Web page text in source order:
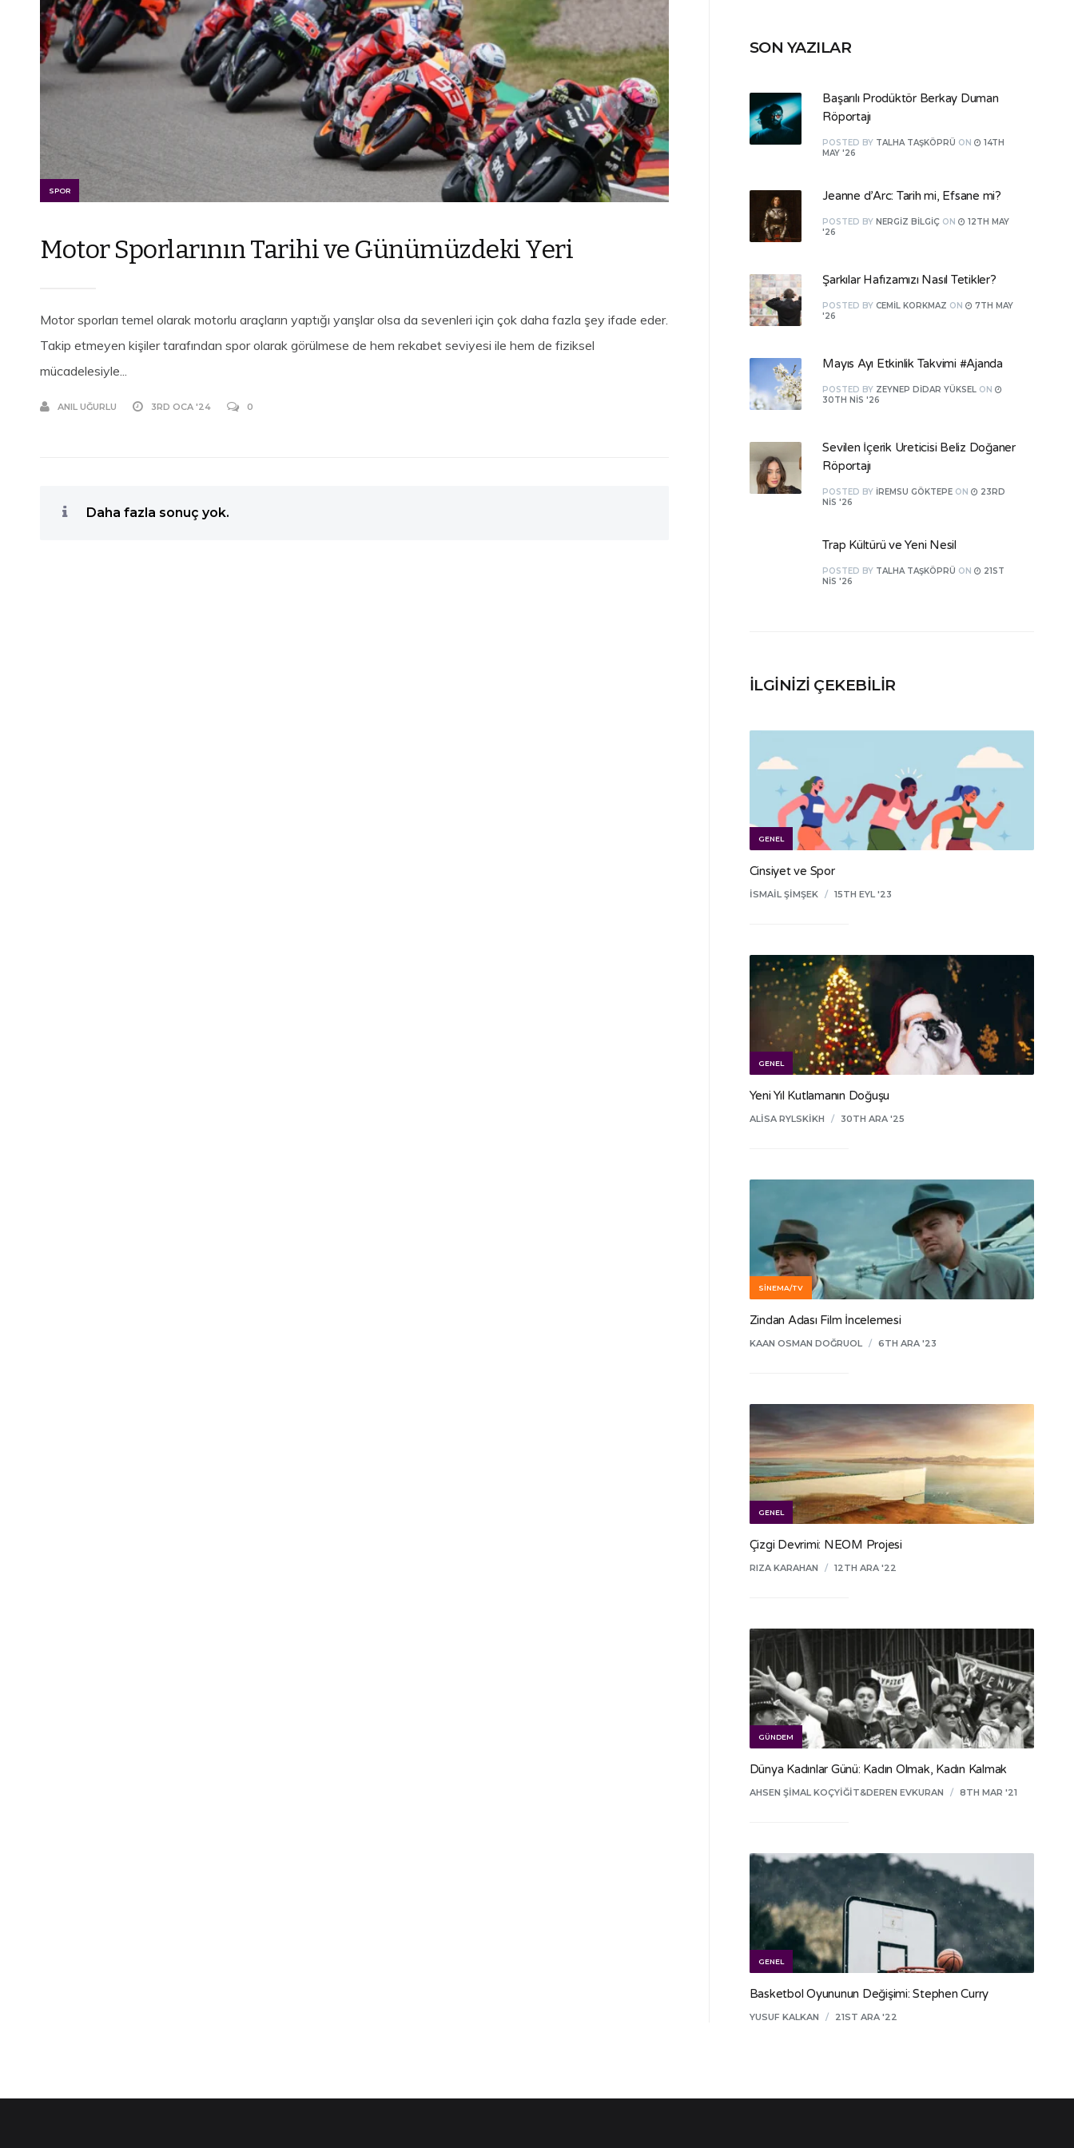
SPOR
Motor Sporlarının Tarihi ve Günümüzdeki Yeri
Motor sporları temel olarak motorlu araçların yaptığı yarışlar olsa da sevenleri için çok daha fazla şey ifade eder.
Takip etmeyen kişiler tarafından spor olarak görülmese de hem rekabet seviyesi ile hem de fiziksel
mücadelesiyle...
ANIL UĞURLU 3RD OCA '24 0
Daha fazla sonuç yok.
SON YAZILAR
Başarılı Prodüktör Berkay Duman
Röportajı
POSTED BY TALHA TAŞKÖPRÜ ON
14TH
MAY '26
Jeanne d’Arc: Tarih mi, Efsane mi?
POSTED BY NERGIZ BILGIÇ ON
12TH MAY
'26
Şarkılar Hafızamızı Nasıl Tetikler?
POSTED BY CEMIL KORKMAZ ON
7TH MAY
'26
Mayıs Ayı Etkinlik Takvimi #Ajanda
POSTED BY ZEYNEP DIDAR YÜKSEL ON
30TH NIS '26
Sevilen İçerik Üreticisi Beliz Doğaner
Röportajı
POSTED BY İREMSU GÖKTEPE ON
23RD
NIS '26
Trap Kültürü ve Yeni Nesil
POSTED BY TALHA TAŞKÖPRÜ ON
21ST
NIS '26
İLGINIZI ÇEKEBILIR
GENEL
Cinsiyet ve Spor
İSMAIL ŞIMŞEK / 15TH EYL '23
GENEL
Yeni Yıl Kutlamanın Doğuşu
ALISA RYLSKIKH / 30TH ARA '25
SINEMA/TV
Zindan Adası Film İncelemesi
KAAN OSMAN DOĞRUOL / 6TH ARA '23
GENEL
Çizgi Devrimi: NEOM Projesi
RIZA KARAHAN / 12TH ARA '22
GÜNDEM
Dünya Kadınlar Günü: Kadın Olmak, Kadın Kalmak
AHSEN ŞIMAL KOÇYIĞIT&DEREN EVKURAN / 8TH MAR '21
GENEL
Basketbol Oyununun Değişimi: Stephen Curry
YUSUF KALKAN / 21ST ARA '22